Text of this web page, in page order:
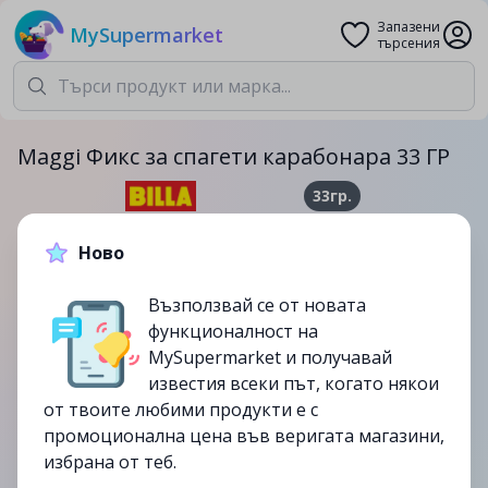
MySupermarket
Запазени
търсения
Maggi Фикс за спагети карабонара 33 ГР
33гр.
1.49лв.
15/10
Ново
Възползвай се от новата
функционалност на
MySupermarket и получавай
известия всеки път, когато някои
от твоите любими продукти е с
промоционална цена във веригата магазини,
избрана от теб.